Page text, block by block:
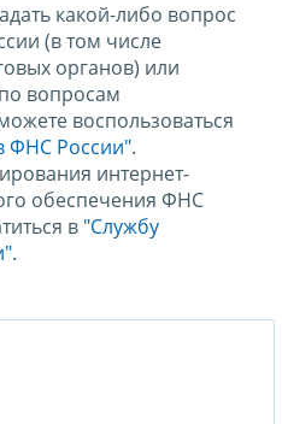
какой-либо вопрос
(в том числе
органов) или
вопросам
воспользоваться
ФНС России".
интернет-
обеспечения ФНС
в "Службу